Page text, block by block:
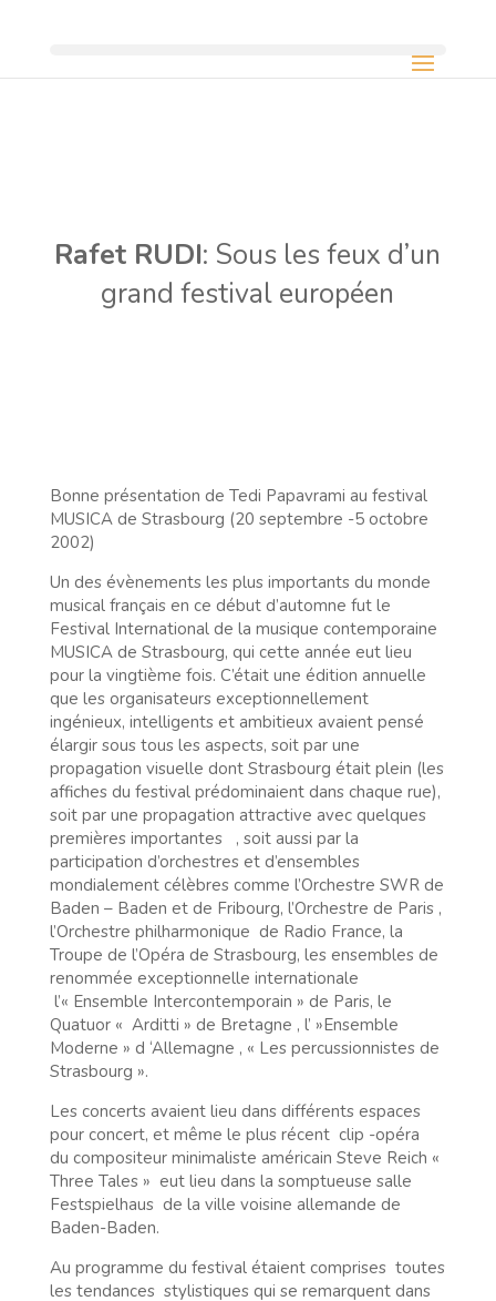
Rafet RUDI: Sous les feux d’un
grand festival européen
Bonne présentation de Tedi Papavrami au festival
MUSICA de Strasbourg (20 septembre -5 octobre
2002)
Un des évènements les plus importants du monde
musical français en ce début d’automne fut le
Festival International de la musique contemporaine
MUSICA de Strasbourg, qui cette année eut lieu
pour la vingtième fois. C’était une édition annuelle
que les organisateurs exceptionnellement
ingénieux, intelligents et ambitieux avaient pensé
élargir sous tous les aspects, soit par une
propagation visuelle dont Strasbourg était plein (les
affiches du festival prédominaient dans chaque rue),
soit par une propagation attractive avec quelques
premières importantes , soit aussi par la
participation d’orchestres et d’ensembles
mondialement célèbres comme l’Orchestre SWR de
Baden – Baden et de Fribourg, l’Orchestre de Paris ,
l’Orchestre philharmonique de Radio France, la
Troupe de l’Opéra de Strasbourg, les ensembles de
renommée exceptionnelle internationale
l’« Ensemble Intercontemporain » de Paris, le
Quatuor « Arditti » de Bretagne , l’ »Ensemble
Moderne » d ‘Allemagne , « Les percussionnistes de
Strasbourg ».
Les concerts avaient lieu dans différents espaces
pour concert, et même le plus récent clip -opéra
du compositeur minimaliste américain Steve Reich «
Three Tales » eut lieu dans la somptueuse salle
Festspielhaus de la ville voisine allemande de
Baden-Baden.
Au programme du festival étaient comprises toutes
les tendances stylistiques qui se remarquent dans